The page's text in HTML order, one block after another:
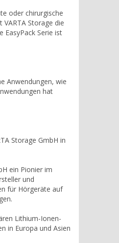
oder chirurgische
Storage die
EasyPack Serie ist
Anwendungen, wie
hat
Storage GmbH in
ein Pionier im
und
für Hörgeräte auf
Lithium-Ionen-
in Europa und Asien